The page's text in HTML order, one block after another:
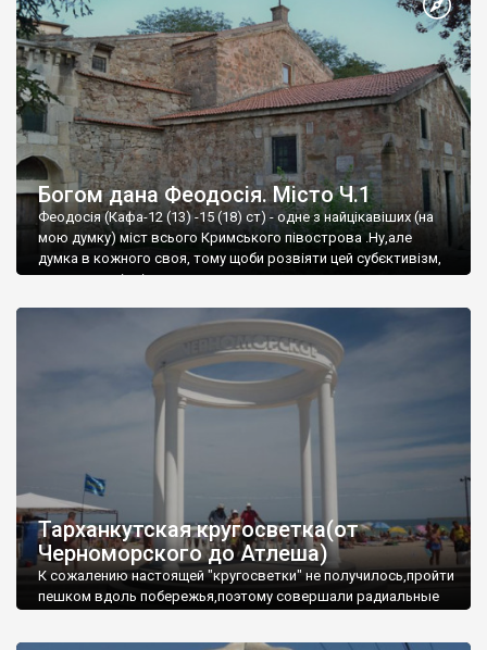
Богом дана Феодосія. Місто Ч.1
Феодосія (Кафа-12 (13) -15 (18) ст) - одне з найцікавіших (на
мою думку) міст всього Кримського півострова .Ну,але
думка в кожного своя, тому щоби розвіяти цей субєктивізм,
запрошую відвідати це
Тарханкутская кругосветка(от
Черноморского до Атлеша)
К сожалению настоящей "кругосветки" не получилось,пройти
пешком вдоль побережья,поэтому совершали радиальные